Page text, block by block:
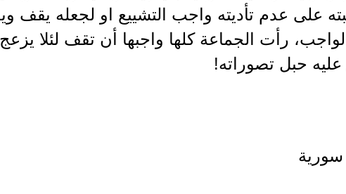
على عدم تأديته واجب التشييع او لجعله يقف
رأت الجماعة كلها واجبها أن تقف لئلا
حبل تصوراته!